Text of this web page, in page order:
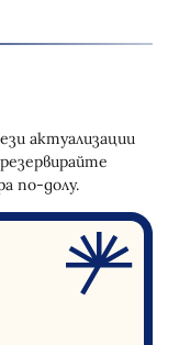
актуализации
по-долу.